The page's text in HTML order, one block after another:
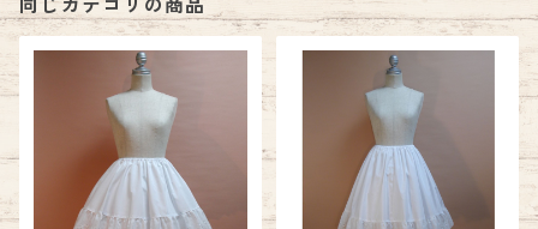
同じカテゴリの商品